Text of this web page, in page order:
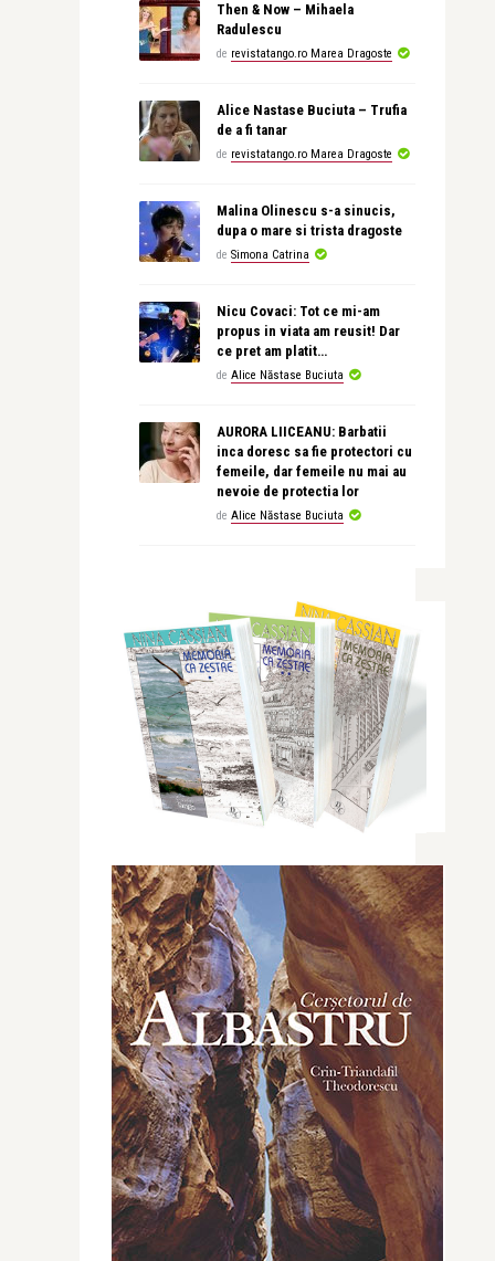
Then & Now – Mihaela
Radulescu
de revistatango.ro Marea Dragoste
Alice Nastase Buciuta – Trufia
de a fi tanar
de revistatango.ro Marea Dragoste
Malina Olinescu s-a sinucis,
dupa o mare si trista dragoste
de Simona Catrina
Nicu Covaci: Tot ce mi-am
propus in viata am reusit! Dar
ce pret am platit…
de Alice Năstase Buciuta
AURORA LIICEANU: Barbatii
inca doresc sa fie protectori cu
femeile, dar femeile nu mai au
nevoie de protectia lor
de Alice Năstase Buciuta